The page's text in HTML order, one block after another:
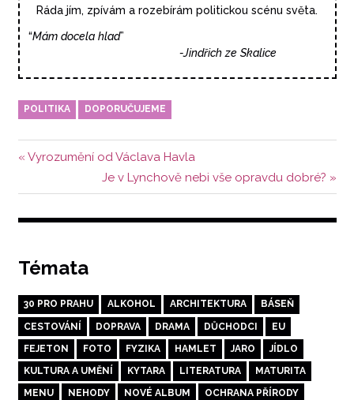
Ráda jím, zpívám a rozebírám politickou scénu světa.
“Mám docela hlad”
-Jindřich ze Skalice
POLITIKA DOPORUČUJEME
Navigace
pro
příspěvek
Předchozí
Vyrozumění od Václava Havla
Další
příspěvek:
Je v Lynchově nebi vše opravdu dobré?
Témata
30 PRO PRAHU ALKOHOL ARCHITEKTURA BÁSEŇ
CESTOVÁNÍ DOPRAVA DRAMA DŮCHODCI EU
FEJETON FOTO FYZIKA HAMLET JARO JÍDLO
KULTURA A UMĚNÍ KYTARA LITERATURA MATURITA
MENU NEHODY NOVÉ ALBUM OCHRANA PŘÍRODY